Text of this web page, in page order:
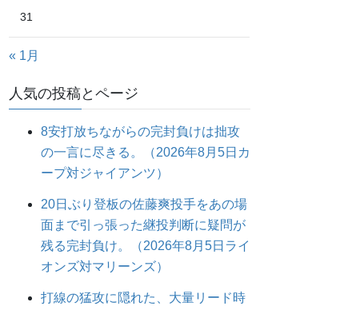
31
« 1月
人気の投稿とページ
8安打放ちながらの完封負けは拙攻
の一言に尽きる。（2026年8月5日カ
ープ対ジャイアンツ）
20日ぶり登板の佐藤爽投手をあの場
面まで引っ張った継投判断に疑問が
残る完封負け。（2026年8月5日ライ
オンズ対マリーンズ）
打線の猛攻に隠れた、大量リード時